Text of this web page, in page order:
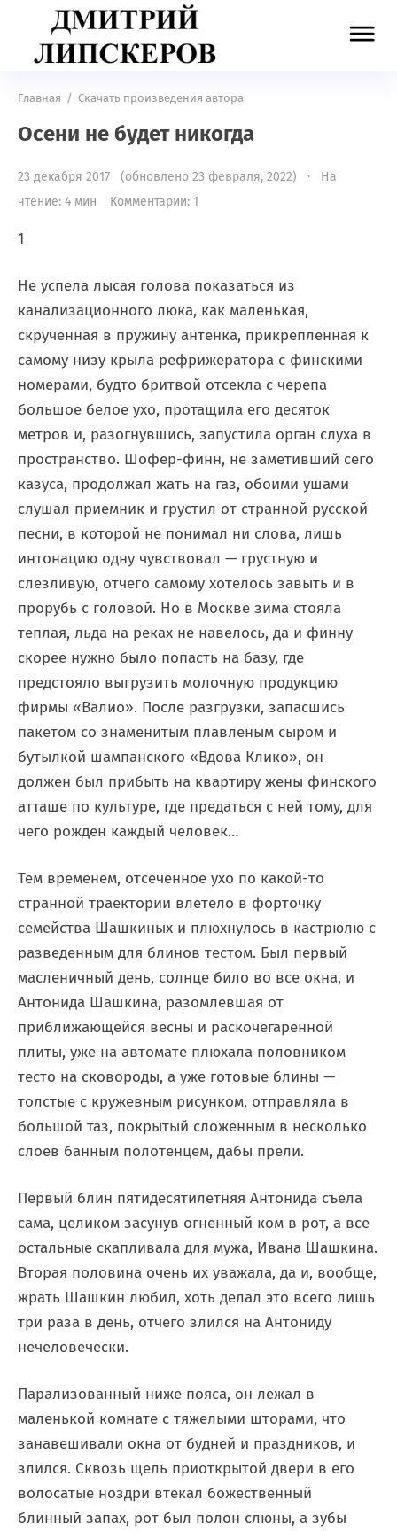
Главная / Скачать произведения автора
Осени не будет никогда
23 декабря 2017 (обновлено 23 февраля, 2022) · На
чтение: 4 мин
Комментарии: 1
1
Не успела лысая голова показаться из
канализационного люка, как маленькая,
скрученная в пружину антенка, прикрепленная к
самому низу крыла рефрижератора с финскими
номерами, будто бритвой отсекла с черепа
большое белое ухо, протащила его десяток
метров и, разогнувшись, запустила орган слуха в
пространство. Шофер-финн, не заметивший сего
казуса, продолжал жать на газ, обоими ушами
слушал приемник и грустил от странной русской
песни, в которой не понимал ни слова, лишь
интонацию одну чувствовал — грустную и
слезливую, отчего самому хотелось завыть и в
прорубь с головой. Но в Москве зима стояла
теплая, льда на реках не навелось, да и финну
скорее нужно было попасть на базу, где
предстояло выгрузить молочную продукцию
фирмы «Валио». После разгрузки, запасшись
пакетом со знаменитым плавленым сыром и
бутылкой шампанского «Вдова Клико», он
должен был прибыть на квартиру жены финского
атташе по культуре, где предаться с ней тому, для
чего рожден каждый человек…
Тем временем, отсеченное ухо по какой-то
странной траектории влетело в форточку
семейства Шашкиных и плюхнулось в кастрюлю с
разведенным для блинов тестом. Был первый
масленичный день, солнце било во все окна, и
Антонида Шашкина, разомлевшая от
приближающейся весны и раскочегаренной
плиты, уже на автомате плюхала половником
тесто на сковороды, а уже готовые блины —
толстые с кружевным рисунком, отправляла в
большой таз, покрытый сложенным в несколько
слоев банным полотенцем, дабы прели.
Первый блин пятидесятилетняя Антонида съела
сама, целиком засунув огненный ком в рот, а все
остальные скапливала для мужа, Ивана Шашкина.
Вторая половина очень их уважала, да и, вообще,
жрать Шашкин любил, хоть делал это всего лишь
три раза в день, отчего злился на Антониду
нечеловечески.
Парализованный ниже пояса, он лежал в
маленькой комнате с тяжелыми шторами, что
занавешивали окна от будней и праздников, и
злился. Сквозь щель приоткрытой двери в его
волосатые ноздри втекал божественный
блинный запах, рот был полон слюны, а зубы